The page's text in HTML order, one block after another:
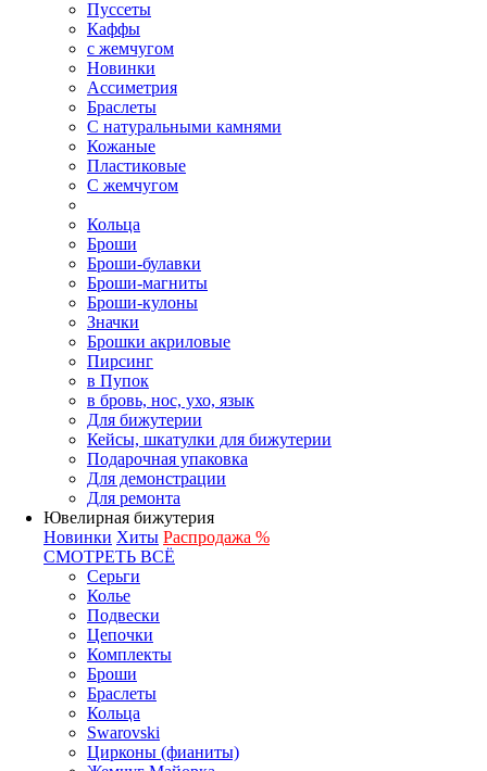
Пуссеты
Каффы
с жемчугом
Новинки
Ассиметрия
Браслеты
С натуральными камнями
Кожаные
Пластиковые
С жемчугом
Кольца
Броши
Броши-булавки
Броши-магниты
Броши-кулоны
Значки
Брошки акриловые
Пирсинг
в Пупок
в бровь, нос, ухо, язык
Для бижутерии
Кейсы, шкатулки для бижутерии
Подарочная упаковка
Для демонстрации
Для ремонта
Ювелирная бижутерия
Новинки Хиты Распродажа %
СМОТРЕТЬ ВСЁ
Серьги
Колье
Подвески
Цепочки
Комплекты
Броши
Браслеты
Кольца
Swarovski
Цирконы (фианиты)